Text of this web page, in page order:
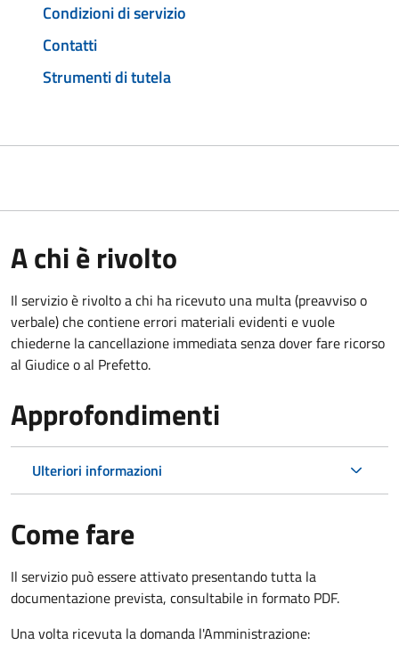
Condizioni di servizio
Contatti
Strumenti di tutela
A chi è rivolto
Il servizio è rivolto a chi ha ricevuto una multa (preavviso o
verbale) che contiene errori materiali evidenti e vuole
chiederne la cancellazione immediata senza dover fare ricorso
al Giudice o al Prefetto.
Approfondimenti
Ulteriori informazioni
Come fare
Il servizio può essere attivato presentando tutta la
documentazione prevista, consultabile in formato PDF.
Una volta ricevuta la domanda l'Amministrazione: